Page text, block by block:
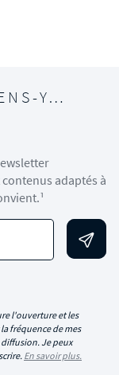
Y…
adaptés à
l'ouverture et les
fréquence de mes
Je peux
En savoir plus.